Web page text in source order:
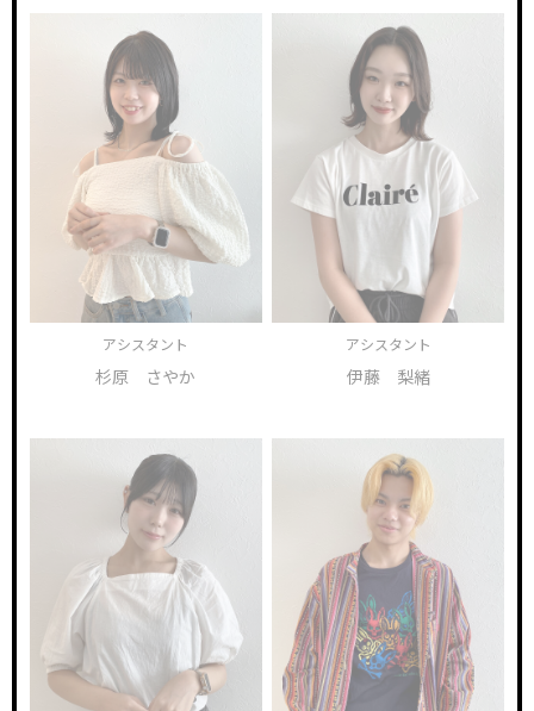
アシスタント
杉原 さやか
アシスタント
伊藤 梨緒